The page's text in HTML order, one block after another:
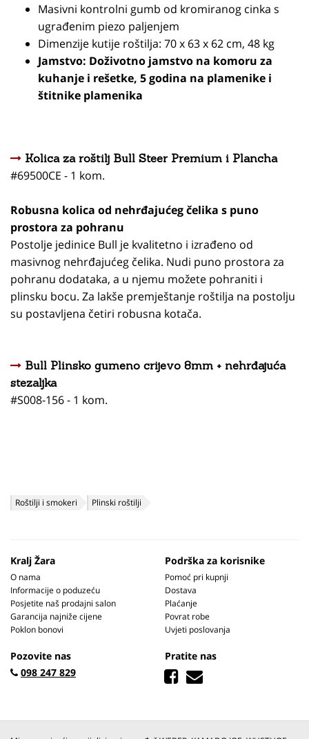
Masivni kontrolni gumb od kromiranog cinka s
ugrađenim piezo paljenjem
Dimenzije kutije roštilja: 70 x 63 x 62 cm, 48 kg
Jamstvo: Doživotno jamstvo na komoru za
kuhanje i rešetke, 5 godina na plamenike i
štitnike plamenika
Kolica za roštilj Bull Steer Premium i Plancha
#69500CE - 1 kom.
Robusna kolica od nehrđajućeg čelika s puno
prostora za pohranu
Postolje jedinice Bull je kvalitetno i izrađeno od
masivnog nehrđajućeg čelika. Nudi puno prostora za
pohranu dodataka, a u njemu možete pohraniti i
plinsku bocu. Za lakše premještanje roštilja na postolju
su postavljena četiri robusna kotača.
Bull Plinsko gumeno crijevo 8mm + nehrđajuća
stezaljka
#S008-156 - 1 kom.
Roštilji i smokeri Plinski roštilji
Kralj Žara
O nama
Informacije o poduzeću
Posjetite naš prodajni salon
Garancija najniže cijene
Poklon bonovi
Podrška za korisnike
Pomoć pri kupnji
Dostava
Plaćanje
Povrat robe
Uvjeti poslovanja
Pozovite nas
098 247 829
Pratite nas